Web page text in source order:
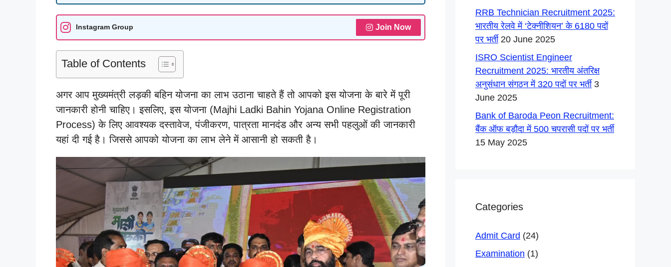
Instagram Group Join Now
Table of Contents
अगर आप मुख्यमंत्री लड़की बहिन योजना का लाभ उठाना चाहते हैं तो आपको इस योजना के बारे में पूरी
जानकारी होनी चाहिए। इसलिए, इस योजना (Majhi Ladki Bahin Yojana Online Registration
Process) के लिए आवश्यक दस्तावेज, पंजीकरण, पात्रता मानदंड और अन्य सभी पहलुओं की जानकारी
यहां दी गई है। जिससे आपको योजना का लाभ लेने में आसानी हो सकती है।
RRB Technician Recruitment 2025:
भारतीय रेलवे में ‘टेक्नीशियन’ के 6180 पदों
पर भर्ती 20 June 2025
ISRO Scientist Engineer
Recruitment 2025: भारतीय अंतरिक्ष
अनुसंधान संगठन में 320 पदों पर भर्ती 3
June 2025
Bank of Baroda Peon Recruitment:
बैंक ऑफ बड़ौदा में 500 चपरासी पदों पर भर्ती
15 May 2025
Categories
Admit Card (24)
Examination (1)